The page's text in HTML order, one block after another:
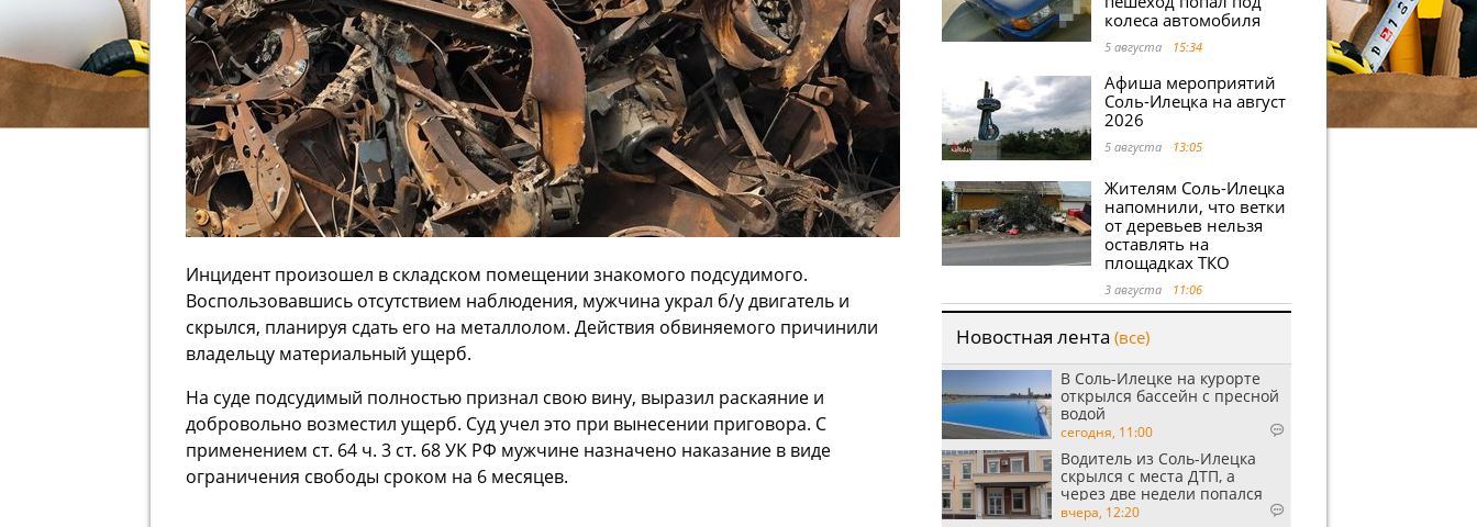
Инцидент произошел в складском помещении знакомого подсудимого.
Воспользовавшись отсутствием наблюдения, мужчина украл б/у двигатель и
скрылся, планируя сдать его на металлолом. Действия обвиняемого причинили
владельцу материальный ущерб.
На суде подсудимый полностью признал свою вину, выразил раскаяние и
добровольно возместил ущерб. Суд учел это при вынесении приговора. С
применением ст. 64 ч. 3 ст. 68 УК РФ мужчине назначено наказание в виде
ограничения свободы сроком на 6 месяцев.
колеса автомобиля
5 августа 15:34
Афиша мероприятий
Соль-Илецка на август
2026
5 августа 13:05
Жителям Соль-Илецка
напомнили, что ветки
от деревьев нельзя
оставлять на
площадках ТКО
3 августа 11:06
Новостная лента (все)
В Соль-Илецке на курорте
открылся бассейн с пресной
водой
сегодня, 11:00
Водитель из Соль-Илецка
скрылся с места ДТП, а
через две недели попался
пьяным
вчера, 12:20